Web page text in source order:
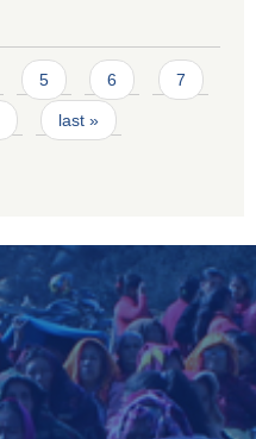
5 6 7
last »